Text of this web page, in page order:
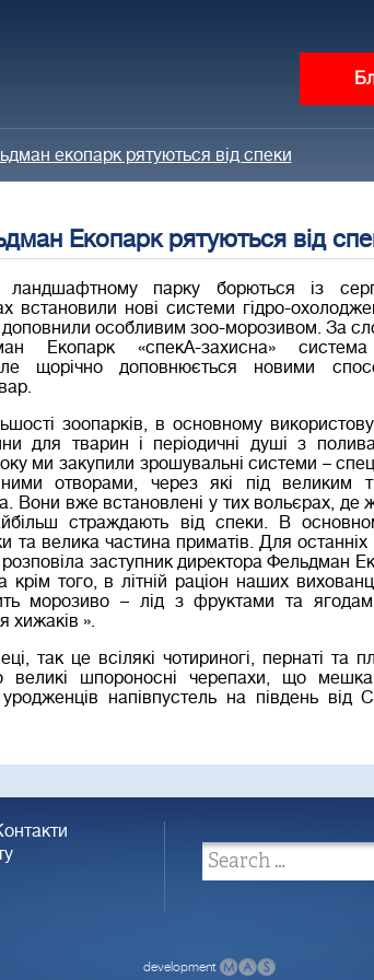
екопарк рятуються від спеки
Екопарк рятуються від
ландшафтному парку борються із
встановили нові системи гідро-
доповнили особливим зоо-морозивом. За
Екопарк «спекА-захисна»
щорічно доповнюється новими
зоопарків, в основному
для тварин і періодичні душі з
ми закупили зрошувальні системи –
отворами, через які під великим
Вони вже встановлені у тих вольєрах, де
страждають від спеки. В
та велика частина приматів. Для
заступник директора Фельдман
того, в літній раціон наших
морозиво – лід з фруктами та
хижаків ».
так це всілякі чотириногі, пернаті та
великі шпороносні черепахи, що
напівпустель на південь від
development